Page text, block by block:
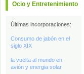
Ocio y Entretenimiento
Últimas incorporaciones:
Consumo de jabón en el
siglo XIX
la vuelta al mundo en
avión y energia solar